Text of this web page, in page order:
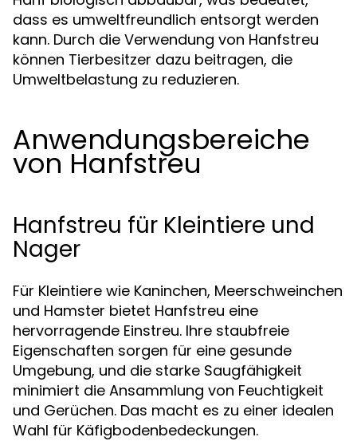
dass es umweltfreundlich entsorgt werden
kann. Durch die Verwendung von Hanfstreu
können Tierbesitzer dazu beitragen, die
Umweltbelastung zu reduzieren.
Anwendungsbereiche
von Hanfstreu
Hanfstreu für Kleintiere und
Nager
Für Kleintiere wie Kaninchen, Meerschweinchen
und Hamster bietet Hanfstreu eine
hervorragende Einstreu. Ihre staubfreie
Eigenschaften sorgen für eine gesunde
Umgebung, und die starke Saugfähigkeit
minimiert die Ansammlung von Feuchtigkeit
und Gerüchen. Das macht es zu einer idealen
Wahl für Käfigbodenbedeckungen.